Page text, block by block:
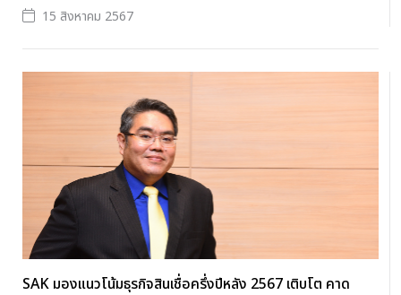
15 สิงหาคม 2567
SAK มองแนวโน้มธุรกิจสินเชื่อครึ่งปีหลัง 2567 เติบโต คาด